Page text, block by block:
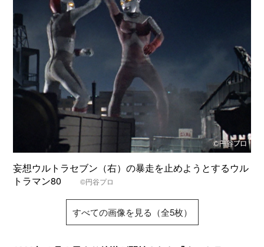
妄想ウルトラセブン（右）の暴走を止めようとするウル
トラマン80©円谷プロ
すべての画像を見る（全5枚）